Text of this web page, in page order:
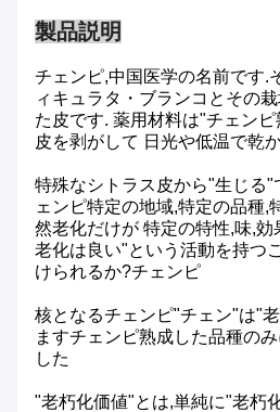
製品説明
チェンピ,中国医学の名前です.
ィキュラタ・ブランコとその
た皮です. 薬用材料は"チェンピ
皮を剥がして 日光や低温で乾
特殊なシトラス皮から"生じる"
ェンピ特定の地域,特定の品種,
然老化だけが 特定の特性,味,効
老化は良い"という活動を持つ
けられるか?チェンピ
核となるチェンピ"チェン"は"
ますチェンピ熟成した品種の
した
"老朽化価値"とは,単純に"老朽